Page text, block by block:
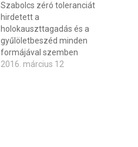
Szabolcs zéró toleranciát
hirdetett a
holokauszttagadás és a
gyűlöletbeszéd minden
formájával szemben
2016. március 12